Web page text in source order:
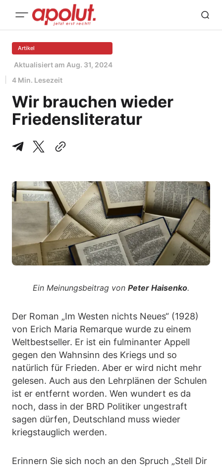
Artikel
Aktualisiert am Aug. 31, 2024
4 Min. Lesezeit
Wir brauchen wieder
Friedensliteratur
Ein Meinungsbeitrag von Peter Haisenko.
Der Roman „Im Westen nichts Neues“ (1928)
von Erich Maria Remarque wurde zu einem
Weltbestseller. Er ist ein fulminanter Appell
gegen den Wahnsinn des Kriegs und so
natürlich für Frieden. Aber er wird nicht mehr
gelesen. Auch aus den Lehrplänen der Schulen
ist er entfernt worden. Wen wundert es da
noch, dass in der BRD Politiker ungestraft
sagen dürfen, Deutschland muss wieder
kriegstauglich werden.
Erinnern Sie sich noch an den Spruch „Stell Dir